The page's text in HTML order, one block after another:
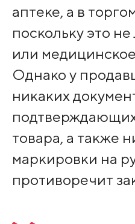
аптеке, а в
поскольку это
или
Однако у
никаких
товара, а также
маркировки на
противоречит